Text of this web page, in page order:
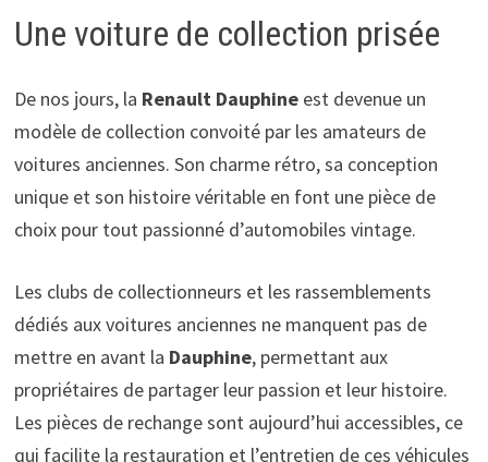
Une voiture de collection prisée
De nos jours, la Renault Dauphineest devenue un
modèle de collection convoité par les amateurs de
voitures anciennes. Son charme rétro, sa conception
unique et son histoire véritable en font une pièce de
choix pour tout passionné d’automobiles vintage.
Les clubs de collectionneurs et les rassemblements
dédiés aux voitures anciennes ne manquent pas de
mettre en avant la Dauphine, permettant aux
propriétaires de partager leur passion et leur histoire.
Les pièces de rechange sont aujourd’hui accessibles, ce
qui facilite la restauration et l’entretien de ces véhicules